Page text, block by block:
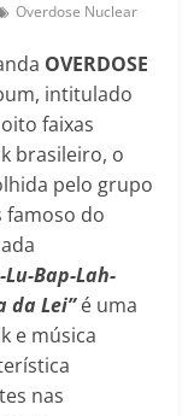
Overdose Nuclear
OVERDOSE
intitulado
faixas
brasileiro, o
pelo grupo
famoso do
Lu-Bap-Lah-
da Lei”é uma
e música
nas